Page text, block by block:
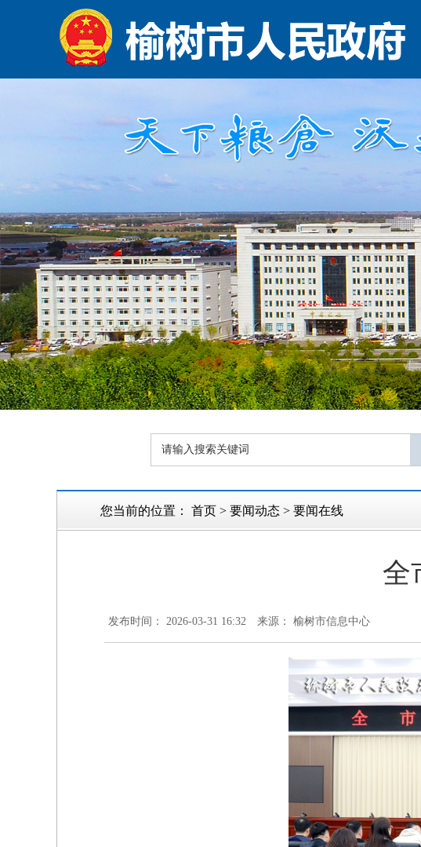
您当前的位置： 首页 > 要闻动态 > 要闻在线
全
发布时间： 2026-03-31 16:32 来源： 榆树市信息中心